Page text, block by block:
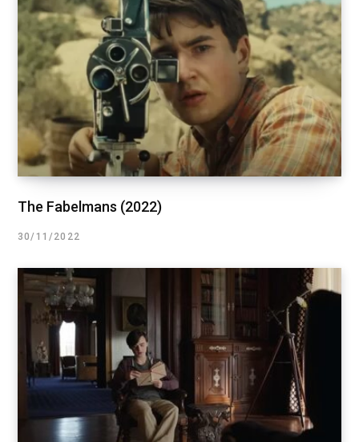
The Fabelmans (2022)
30/11/2022